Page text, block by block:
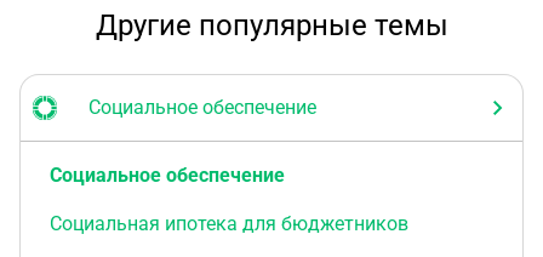
Другие популярные темы
Социальное обеспечение
Социальное обеспечение
Социальная ипотека для бюджетников